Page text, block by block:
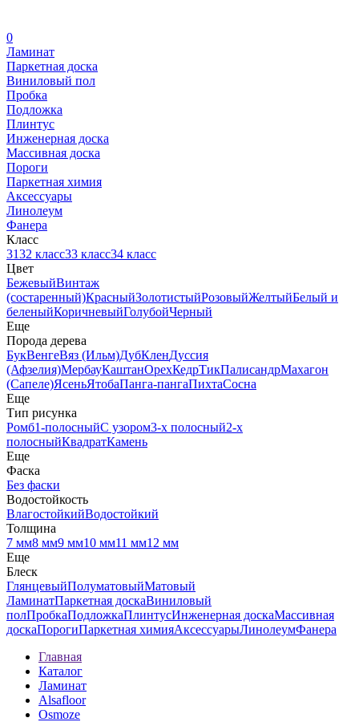
0
Ламинат
Паркетная доска
Виниловый пол
Пробка
Подложка
Плинтус
Инженерная доска
Массивная доска
Пороги
Паркетная химия
Аксессуары
Линолеум
Фанера
Класс
3132 класс33 класс34 класс
Цвет
БежевыйВинтаж
(состаренный)КрасныйЗолотистыйРозовыйЖелтыйБелый и
беленыйКоричневыйГолубойЧерный
Еще
Порода дерева
БукВенгеВяз (Ильм)ДубКленДуссия
(Афзелия)МербауКаштанОрехКедрТикПалисандрМахагон
(Сапеле)ЯсеньЯтобаПанга-пангаПихтаСосна
Еще
Тип рисунка
Ромб1-полосныйС узором3-х полосный2-х
полосныйКвадратКамень
Еще
Фаска
Без фаски
Водостойкость
ВлагостойкийВодостойкий
Толщина
7 мм8 мм9 мм10 мм11 мм12 мм
Еще
Блеск
ГлянцевыйПолуматовыйМатовый
ЛаминатПаркетная доскаВиниловый
полПробкаПодложкаПлинтусИнженерная доскаМассивная
доскаПорогиПаркетная химияАксессуарыЛинолеумФанера
Главная
Каталог
Ламинат
Alsafloor
Osmoze